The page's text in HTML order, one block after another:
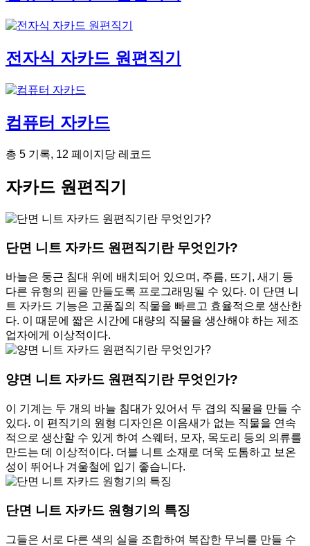
전자식 자카드 원편직기
컴퓨터 자카드
총 5 기록, 12 페이지당 레코드
자카드 원편직기
단면 니트 자카드 원편직기란 무엇인가?
바늘은 둥근 침대 위에 배치되어 있으며, 주름, 뜨기, 새기 등
다른 유형의 핀을 만들도록 프로그래밍될 수 있다. 이 단면 니
트 자카드 기능은 고품질의 직물을 빠르고 효율적으로 생산한
다. 이 때문에 짧은 시간에 대량의 직물을 생산해야 하는 제조
업자에게 이상적이다.
양면 니트 자카드 원편직기란 무엇인가?
이 기계는 두 개의 바늘 침대가 있어서 두 겹의 직물을 만들 수
있다. 이 편직기의 원형 디자인은 이음새가 없는 직물을 연속
적으로 생산할 수 있게 하여 스웨터, 모자, 목도리 등의 의류를
만드는 데 이상적이다. 더블 니트 소재로 더욱 도톰하고 보온
성이 뛰어나 겨울철에 입기 좋습니다.
단면 니트 자카드 원형기의 특징
그들은 서로 다른 색의 실을 조합하여 복잡한 무늬를 만들 수